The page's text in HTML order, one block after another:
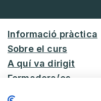
Informació pràctica
Sobre el curs
A quí va dirigit
Formadora/es